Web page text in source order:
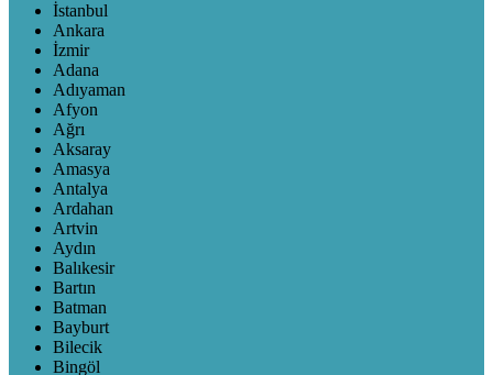
İstanbul
Ankara
İzmir
Adana
Adıyaman
Afyon
Ağrı
Aksaray
Amasya
Antalya
Ardahan
Artvin
Aydın
Balıkesir
Bartın
Batman
Bayburt
Bilecik
Bingöl